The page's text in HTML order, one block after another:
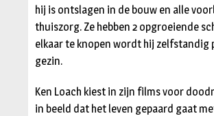
hij is ontslagen in de bouw en alle
thuiszorg. Ze hebben 2 opgroeiende
elkaar te knopen wordt hij
gezin.
Ken Loach kiest in zijn films voor
in beeld dat het leven gepaard gaat